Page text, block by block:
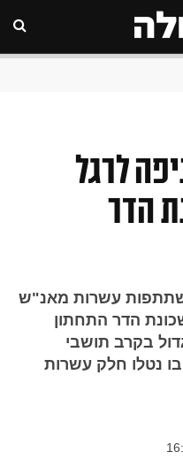
לרגל
הדר
עשרות מאנ"ש
הדר התחתון
בקרב תושבי
נטלו חלק עשרות